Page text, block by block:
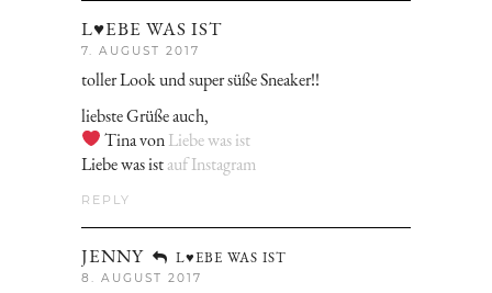
L♥EBE WAS IST
7. AUGUST 2017
toller Look und super süße Sneaker!!
liebste Grüße auch,
Tina vonLiebe was ist
Liebe was istauf Instagram
REPLY
JENNY L♥EBE WAS IST
8. AUGUST 2017